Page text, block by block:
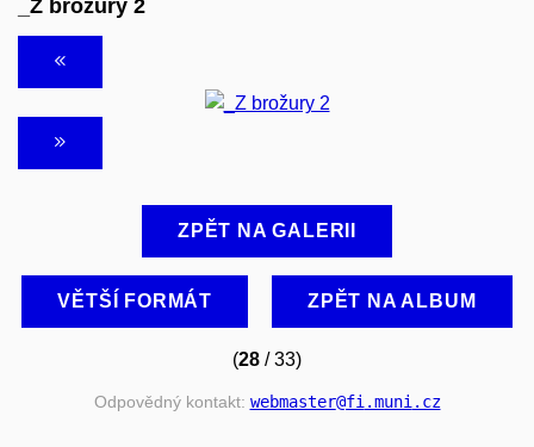
_Z brožury 2
ZPĚT NA GALERII
VĚTŠÍ FORMÁT ZPĚT NA ALBUM
(28 / 33)
Odpovědný kontakt: webmaster@fi.muni.cz